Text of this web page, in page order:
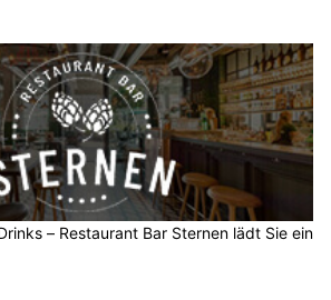
– Restaurant Bar Sternen lädt Sie ein